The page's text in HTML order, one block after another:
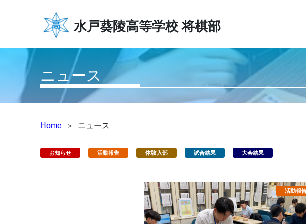
水戸葵陵高等学校 将棋部
ニュース
Home ＞ ニュース